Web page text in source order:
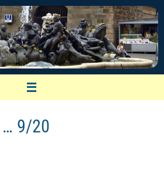
Polizeibeamter
… 9/20